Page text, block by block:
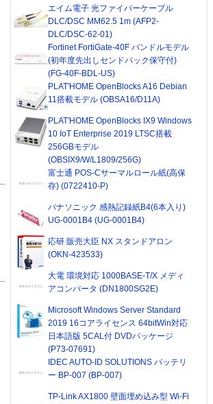
エイム電子 光ファイバーケーブル
DLC/DSC MM62.5 1m (AFP2-
DLC/DSC-62-01)
Fortinet FortiGate-40F バンドルモデル
(初年度先出しセンドバック保守付)
(FG-40F-BDL-US)
PLAT'HOME OpenBlocks A16 Debian
11搭載モデル (OBSA16/D11A)
PLAT'HOME OpenBlocks IX9 Windows
10 IoT Enterprise 2019 LTSC搭載
256GBモデル
(OBSIX9/W/L1809/256G)
富士通 POS-Cサーマルロール紙(高保
存) (0722410-P)
パナソニック 感熱記録紙B4(6本入り)
UG-0001B4 (UG-0001B4)
応研 販売大臣 NX スタンドアロン
(OKN-423533)
大電 環境対応 1000BASE-T/X メディ
アコンバータ (DN1800SG2E)
Microsoft Windows Server Standard
2019 16コアライセンス 64bitWin対応
日本語版 5CAL付 DVDパッケージ
(P73-07691)
IDEC AUTO-ID SOLUTIONS バッテリ
ー BP-007 (BP-007)
TP-Link AX1800 壁面埋め込み型 Wi-Fi